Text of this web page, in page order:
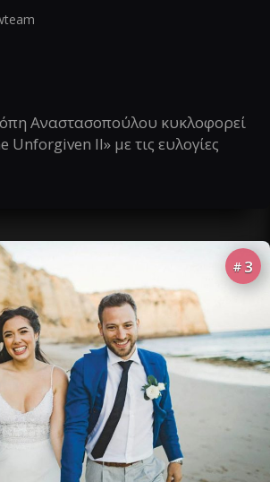
Αναστασοπούλου κυκλοφορεί
Unforgiven II» με τις ευλογίες
# 3